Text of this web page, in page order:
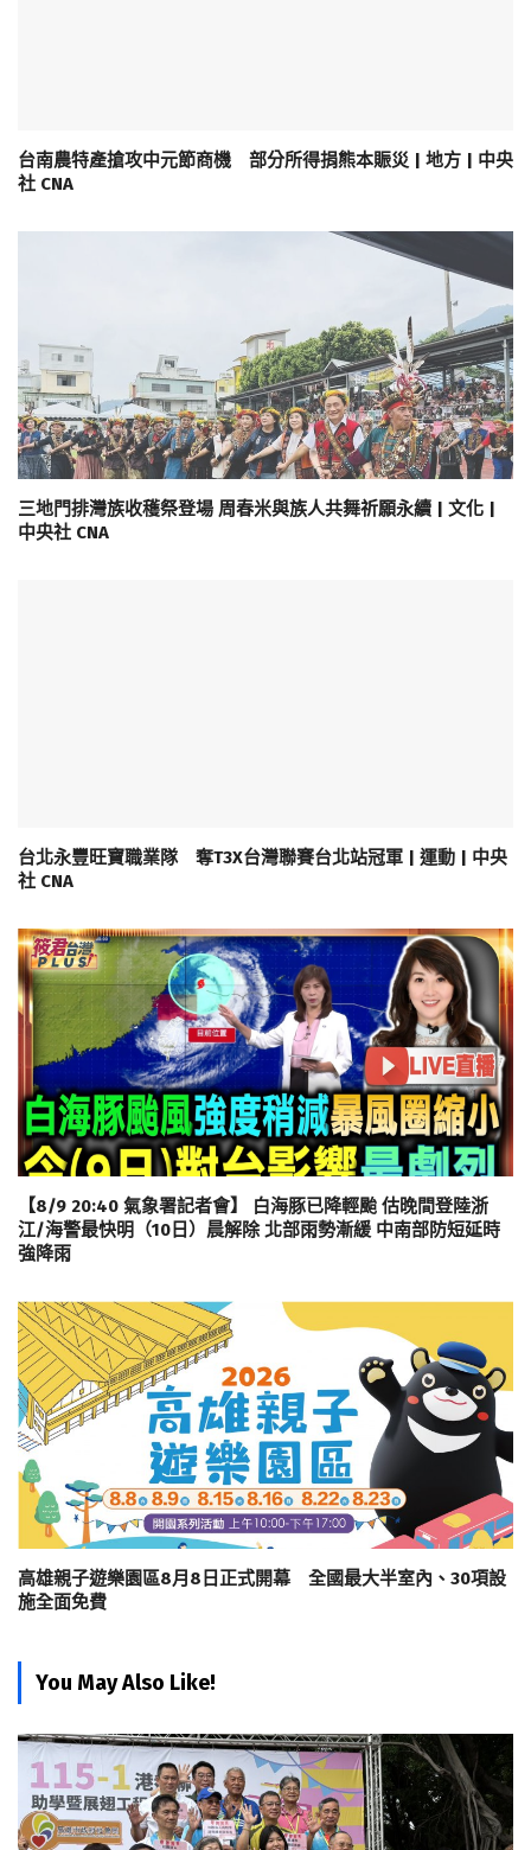
台南農特產搶攻中元節商機 部分所得捐熊本賑災 | 地方 | 中央
社 CNA
三地門排灣族收穫祭登場 周春米與族人共舞祈願永續 | 文化 |
中央社 CNA
台北永豐旺寶職業隊 奪T3X台灣聯賽台北站冠軍 | 運動 | 中央
社 CNA
【8/9 20:40 氣象署記者會】 白海豚已降輕颱 估晚間登陸浙
江/海警最快明（10日）晨解除 北部雨勢漸緩 中南部防短延時
強降雨
高雄親子遊樂園區8月8日正式開幕 全國最大半室內、30項設
施全面免費
You May Also Like!